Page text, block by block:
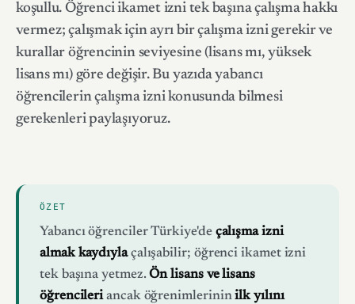
koşullu. Öğrenci ikamet izni tek başına çalışma hakkı
vermez; çalışmak için ayrı bir çalışma izni gerekir ve
kurallar öğrencinin seviyesine (lisans mı, yüksek
lisans mı) göre değişir. Bu yazıda yabancı
öğrencilerin çalışma izni konusunda bilmesi
gerekenleri paylaşıyoruz.
ÖZET
Yabancı öğrenciler Türkiye'de çalışma izni
almak kaydıylaçalışabilir; öğrenci ikamet izni
tek başına yetmez.Ön lisans ve lisans
öğrencileriancak öğrenimlerininilk yılını